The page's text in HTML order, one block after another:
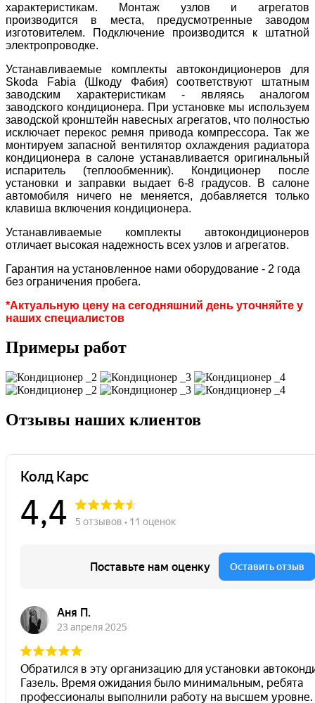
характеристикам. Монтаж узлов и агрегатов
производится в места, предусмотренные заводом
изготовителем. Подключение производится к штатной
электропроводке.
Устанавливаемые комплекты автокондиционеров для
Skoda Fabia (Шкоду Фабия) соответствуют штатным
заводским характеристикам - являясь аналогом
заводского кондиционера. При установке мы используем
заводской кронштейн навесных агрегатов, что полностью
исключает перекос ремня привода компрессора. Так же
монтируем запасной вентилятор охлаждения радиатора
кондиционера в салоне устанавливается оригинальный
испаритель (теплообменник). Кондиционер после
установки и заправки выдает 6-8 градусов. В салоне
автомобиля ничего не меняется, добавляется только
клавиша включения кондиционера.
Устанавливаемые комплекты автокондиционеров
отличает высокая надежность всех узлов и агрегатов.
Гарантия на установленное нами оборудование - 2 года
без ограничения пробега.
*Актуальную цену на сегодняшний день уточняйте у
наших специалистов
Примеры работ
Отзывы наших клиентов